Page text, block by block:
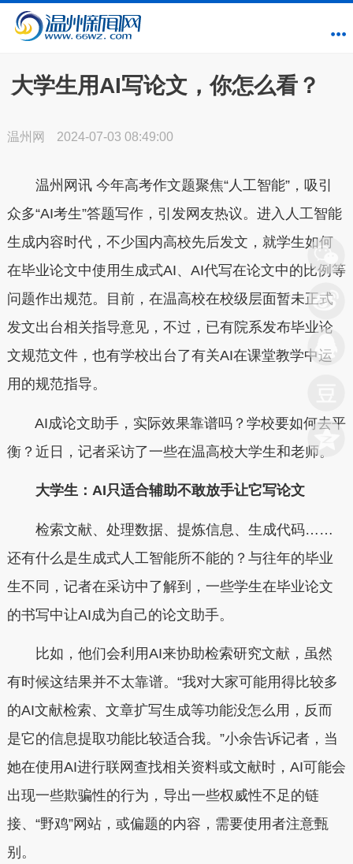
大学生用AI写论文，你怎么看？
温州网 2024-07-03 08:49:00
温州网讯 今年高考作文题聚焦“人工智能”，吸引
众多“AI考生”答题写作，引发网友热议。进入人工智能
生成内容时代，不少国内高校先后发文，就学生如何
在毕业论文中使用生成式AI、AI代写在论文中的比例等
问题作出规范。目前，在温高校在校级层面暂未正式
发文出台相关指导意见，不过，已有院系发布毕业论
文规范文件，也有学校出台了有关AI在课堂教学中运
用的规范指导。
AI成论文助手，实际效果靠谱吗？学校要如何去平
衡？近日，记者采访了一些在温高校大学生和老师。
大学生：AI只适合辅助不敢放手让它写论文
检索文献、处理数据、提炼信息、生成代码……
还有什么是生成式人工智能所不能的？与往年的毕业
生不同，记者在采访中了解到，一些学生在毕业论文
的书写中让AI成为自己的论文助手。
比如，他们会利用AI来协助检索研究文献，虽然
有时候这结果并不太靠谱。“我对大家可能用得比较多
的AI文献检索、文章扩写生成等功能没怎么用，反而
是它的信息提取功能比较适合我。”小余告诉记者，当
她在使用AI进行联网查找相关资料或文献时，AI可能会
出现一些欺骗性的行为，导出一些权威性不足的链
接、“野鸡”网站，或偏题的内容，需要使用者注意甄
别。